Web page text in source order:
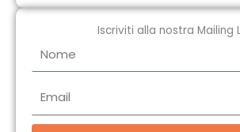
Iscriviti alla nostra Mailing